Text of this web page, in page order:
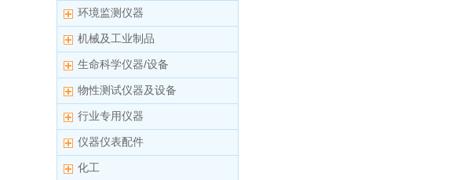
环境监测仪器
机械及工业制品
生命科学仪器/设备
物性测试仪器及设备
行业专用仪器
仪器仪表配件
化工